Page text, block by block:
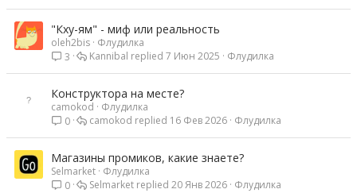
"Кху-ям" - миф или реальность
oleh2bis Флудилка
3
Флудилка
7 Июн 2025
Kannibal
Конструктора на месте?
camokod
Флудилка
0
Флудилка
16 Фев 2026
camokod
Магазины промиков, какие знаете?
Selmarket Флудилка
0
Флудилка
20 Янв 2026
Selmarket